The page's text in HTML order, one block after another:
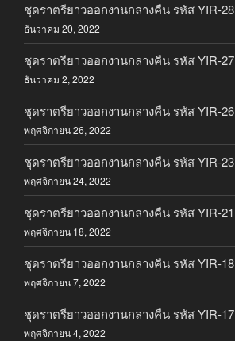
ชุดราตรียาวออกงานกลางคืน รหัส YIR-28
ธันวาคม 20, 2022
ชุดราตรียาวออกงานกลางคืน รหัส YIR-27
ธันวาคม 2, 2022
ชุดราตรียาวออกงานกลางคืน รหัส YIR-26
พฤศจิกายน 26, 2022
ชุดราตรียาวออกงานกลางคืน รหัส YIR-23
พฤศจิกายน 24, 2022
ชุดราตรียาวออกงานกลางคืน รหัส YIR-21
พฤศจิกายน 18, 2022
ชุดราตรียาวออกงานกลางคืน รหัส YIR-18
พฤศจิกายน 7, 2022
ชุดราตรียาวออกงานกลางคืน รหัส YIR-17
พฤศจิกายน 4, 2022